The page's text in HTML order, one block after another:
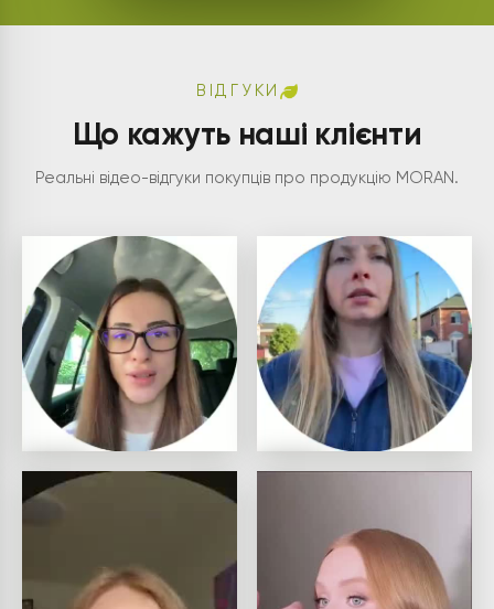
ВІДГУКИ
Що кажуть наші клієнти
Реальні відео-відгуки покупців про продукцію MORAN.